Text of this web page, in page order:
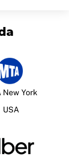
New York
USA